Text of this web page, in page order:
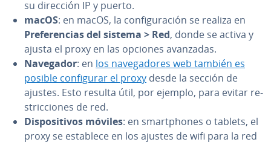
su dirección IP y puerto.
macOS: en macOS, la co­n­fi­gu­ra­ción se realiza en
Pre­fe­re­n­cias del sistema > Red, donde se activa y
ajusta el proxy en las opciones avanzadas.
Navegador: en los na­ve­ga­do­res web también es
posible co­n­fi­gu­rar el proxy desde la sección de
ajustes. Esto resulta útil, por ejemplo, para evitar re­
s­tri­c­cio­nes de red.
Di­s­po­si­ti­vos móviles: en sma­r­t­pho­nes o tablets, el
proxy se establece en los ajustes de wifi para la red